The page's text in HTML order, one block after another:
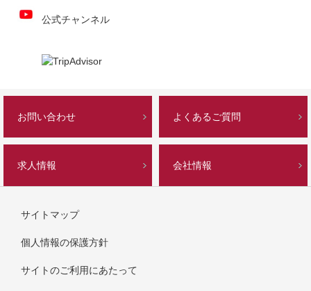
公式チャンネル
お問い合わせ よくあるご質問
求人情報 会社情報
サイトマップ
個人情報の保護方針
サイトのご利用にあたって